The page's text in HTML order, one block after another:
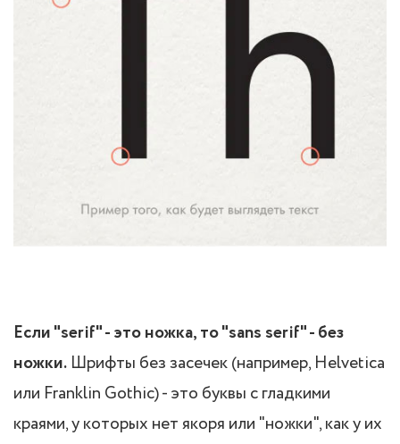
Если "serif" - это ножка, то "sans serif" - без
ножки. Шрифты без засечек (например, Helvetica
или Franklin Gothic) - это буквы с гладкими
краями, у которых нет якоря или "ножки", как у их